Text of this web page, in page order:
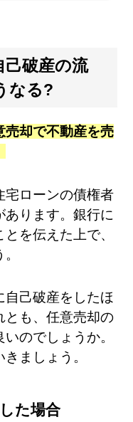
己破産の流
なる?
売却で不動産を売
宅ローンの債権者
あります。銀行に
を伝えた上で、
自己破産をしたほ
とも、任意売却の
のでしょうか。
ましょう。
た場合